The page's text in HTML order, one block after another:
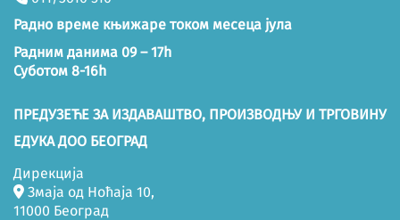
Радно време књижаре током месеца јула
Радним данима 09 – 17h
Суботом 8-16h
ПРЕДУЗЕЋЕ ЗА ИЗДАВАШТВО, ПРОИЗВОДЊУ И ТРГОВИНУ
ЕДУКА ДОО БЕОГРАД
Дирекција
Змаја од Ноћаја 10,
11000 Београд